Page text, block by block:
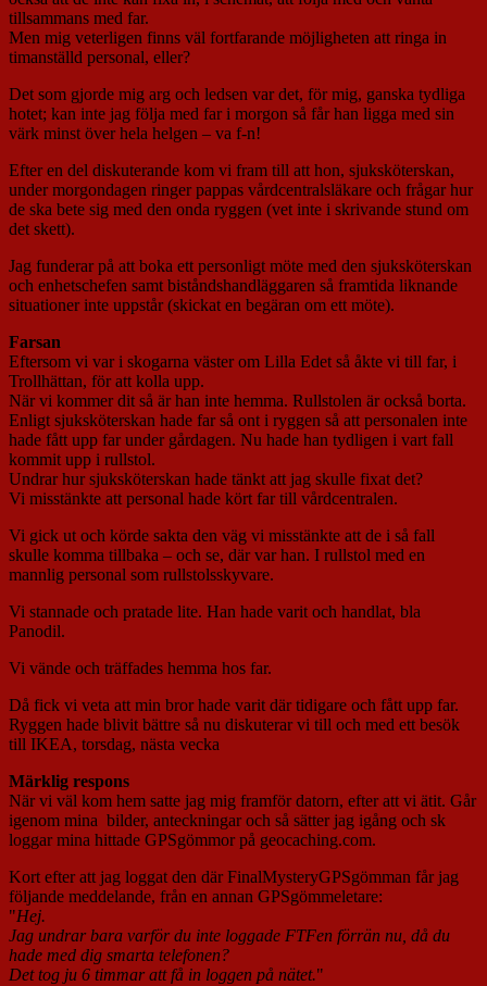
tillsammans med far.
Men mig veterligen finns väl fortfarande möjligheten att ringa in
timanställd personal, eller?
Det som gjorde mig arg och ledsen var det, för mig, ganska tydliga
hotet; kan inte jag följa med far i morgon så får han ligga med sin
värk minst över hela helgen – va f-n!
Efter en del diskuterande kom vi fram till att hon, sjuksköterskan,
under morgondagen ringer pappas vårdcentralsläkare och frågar hur
de ska bete sig med den onda ryggen (vet inte i skrivande stund om
det skett).
Jag funderar på att boka ett personligt möte med den sjuksköterskan
och enhetschefen samt biståndshandläggaren så framtida liknande
situationer inte uppstår (skickat en begäran om ett möte).
Farsan
Eftersom vi var i skogarna väster om Lilla Edet så åkte vi till far, i
Trollhättan, för att kolla upp.
När vi kommer dit så är han inte hemma. Rullstolen är också borta.
Enligt sjuksköterskan hade far så ont i ryggen så att personalen inte
hade fått upp far under gårdagen. Nu hade han tydligen i vart fall
kommit upp i rullstol.
Undrar hur sjuksköterskan hade tänkt att jag skulle fixat det?
Vi misstänkte att personal hade kört far till vårdcentralen.
Vi gick ut och körde sakta den väg vi misstänkte att de i så fall
skulle komma tillbaka – och se, där var han. I rullstol med en
mannlig personal som rullstolsskyvare.
Vi stannade och pratade lite. Han hade varit och handlat, bla
Panodil.
Vi vände och träffades hemma hos far.
Då fick vi veta att min bror hade varit där tidigare och fått upp far.
Ryggen hade blivit bättre så nu diskuterar vi till och med ett besök
till IKEA, torsdag, nästa vecka
Märklig respons
När vi väl kom hem satte jag mig framför datorn, efter att vi ätit. Går
igenom mina bilder, anteckningar och så sätter jag igång och sk
loggar mina hittade GPSgömmor på geocaching.com.
Kort efter att jag loggat den där FinalMysteryGPSgömman får jag
följande meddelande, från en annan GPSgömmeletare:
"Hej.
Jag undrar bara varför du inte loggade FTFen förrän nu, då du
hade med dig smarta telefonen?
Det tog ju 6 timmar att få in loggen på nätet."